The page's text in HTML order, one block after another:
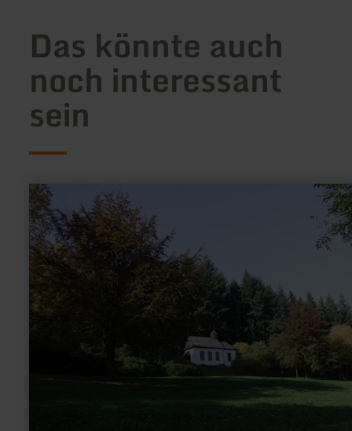
Das könnte auch
noch interessant
sein
mehr
erfahren
zu:
Kalvarienberg
Prüm
-
Kreuzweg